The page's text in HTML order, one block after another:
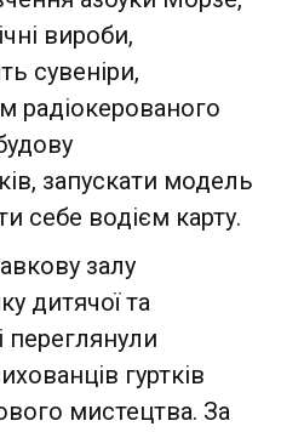
вироби,
сувеніри,
радіокерованого
запускати модель
себе водієм карту.
залу
дитячої та
переглянули
гуртків
мистецтва. За